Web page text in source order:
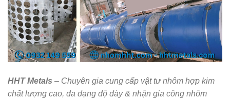
HHT Metals – Chuyên gia cung cấp vật tư nhôm hợp kim
chất lượng cao, đa dạng độ dày & nhận gia công nhôm